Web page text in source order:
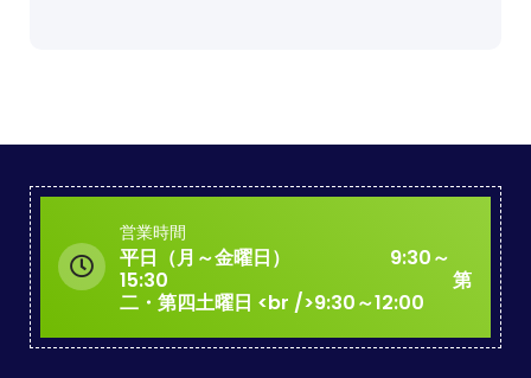
営業時間
平日（月～金曜日） 9:30～
15:30 第
二・第四土曜日 <br />9:30～12:00